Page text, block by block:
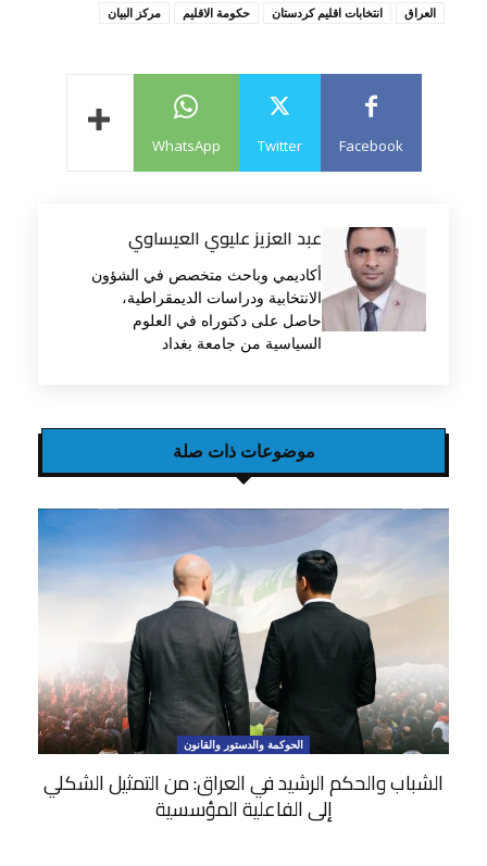
العراق انتخابات اقليم كردستان حكومة الاقليم مركز البيان
Facebook
Twitter
WhatsApp
عبد العزيز عليوي العيساوي
أكاديمي وباحث متخصص في الشؤون
الانتخابية ودراسات الديمقراطية،
حاصل على دكتوراه في العلوم
السياسية من جامعة بغداد
موضوعات ذات صلة
الحوكمة والدستور والقانون
الشباب والحكم الرشيد في العراق: من التمثيل الشكلي
إلى الفاعلية المؤسسية